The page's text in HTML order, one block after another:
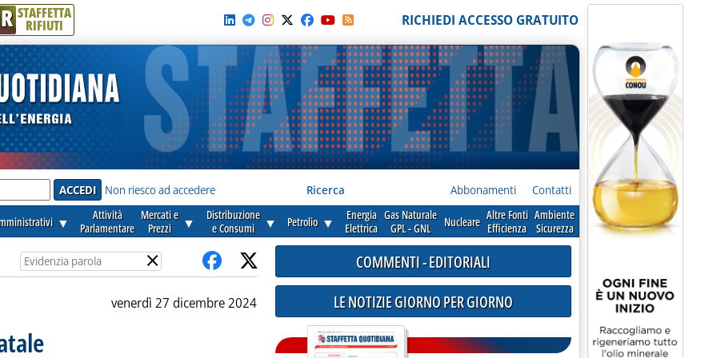
R STAFFETTA
RIFIUTI RICHIEDI ACCESSO GRATUITO
Non riesco ad accedere Ricerca Abbonamenti Contatti
▼
Attività
Parlamentare
Mercati e
Prezzi
▼
Distribuzione
e Consumi
▼ Petrolio ▼
Energia
Elettrica
Gas Naturale
GPL - GNL
Nucleare Altre Fonti
Efficienza
Ambiente
Sicurezza
×
venerdì 27 dicembre 2024
COMMENTI - EDITORIALI
LE NOTIZIE GIORNO PER GIORNO